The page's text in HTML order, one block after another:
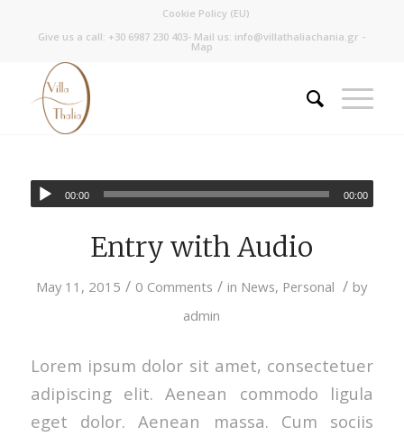
Cookie Policy (EU)
Give us a call: +30 6987 230 403- Mail us: info@villathaliachania.gr -
Map
00:00 00:00
Entry with Audio
May 11, 2015 / 0 Comments / in News, Personal / by
admin
Lorem ipsum dolor sit amet, consectetuer
adipiscing elit. Aenean commodo ligula
eget dolor. Aenean massa. Cum sociis